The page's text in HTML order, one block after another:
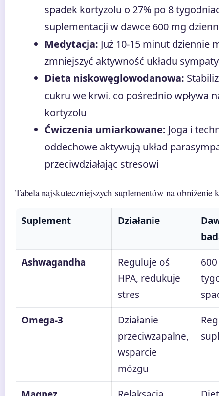
spadek kortyzolu o 27% po 8
suplementacji w dawce 600 mg
Medytacja: Już 10-15 minut dziennie
zmniejszyć aktywność układu
Dieta niskowęglowodanowa:
cukru we krwi, co pośrednio wpływa
kortyzolu
Ćwiczenia umiarkowane: Joga i
oddechowe aktywują układ
przeciwdziałając stresowi
Tabela najskuteczniejszych suplementów na obniżenie
Suplement Działanie
Ashwagandha
Reguluje oś
HPA, redukuje
stres
Omega-3
Działanie
przeciwzapalne,
wsparcie
mózgu